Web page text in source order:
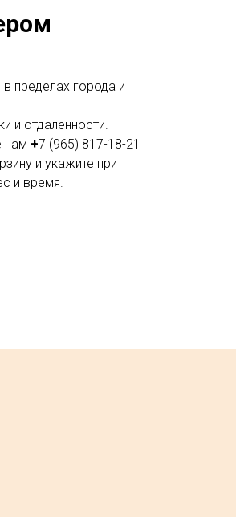
пределах города и
и отдаленности.
нам +7 (965) 817-18-21
и укажите при
и время.